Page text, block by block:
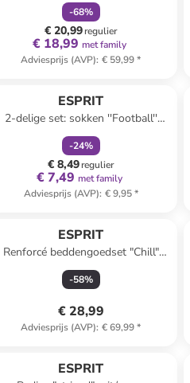
-68%
€ 20,99regulier
€ 18,99 met family
Adviesprijs (AVP): € 59,99*
ESPRIT
2-delige set: sokken ''Football''
donkerblauw
-24%
€ 8,49regulier
€ 7,49 met family
Adviesprijs (AVP): € 9,95*
ESPRIT
Renforcé beddengoedset "Chill"
lichtblauw/crème
-58%
€ 28,99
Adviesprijs (AVP): € 69,99*
ESPRIT